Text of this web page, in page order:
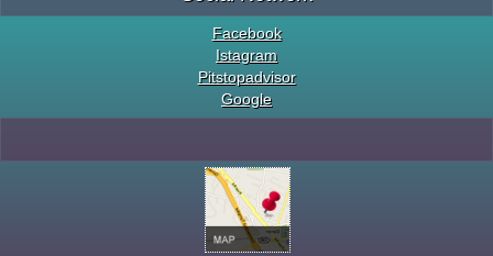
Facebook
Istagram
Pitstopadvisor
Google